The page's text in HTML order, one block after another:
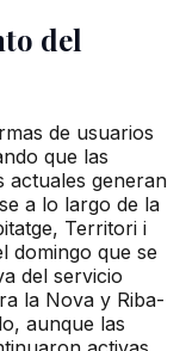
del
de usuarios
que las
actuales generan
a lo largo de la
Territori i
domingo que se
del servicio
la Nova y Riba-
aunque las